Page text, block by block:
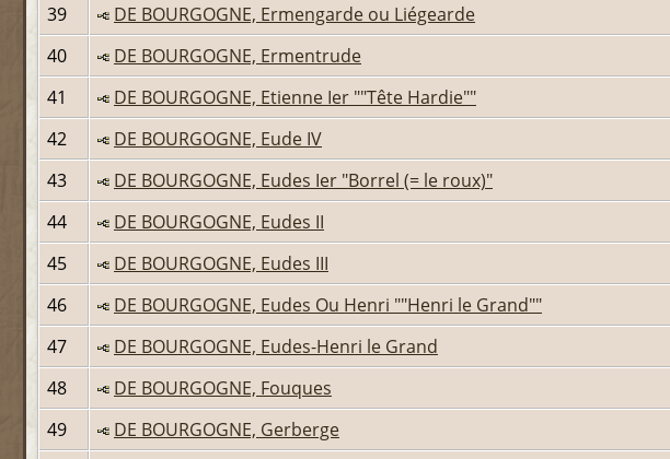
39
DE BOURGOGNE, Ermengarde ou Liégearde
40
DE BOURGOGNE, Ermentrude
41
DE BOURGOGNE, Etienne Ier ""Tête Hardie""
42
DE BOURGOGNE, Eude IV
43
DE BOURGOGNE, Eudes Ier "Borrel (= le roux)"
44
DE BOURGOGNE, Eudes II
45
DE BOURGOGNE, Eudes III
46
DE BOURGOGNE, Eudes Ou Henri ""Henri le Grand""
47
DE BOURGOGNE, Eudes-Henri le Grand
48
DE BOURGOGNE, Fouques
49
DE BOURGOGNE, Gerberge